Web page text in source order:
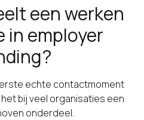
een werken
in employer
echte contactmoment
bij veel organisaties een
onderdeel.